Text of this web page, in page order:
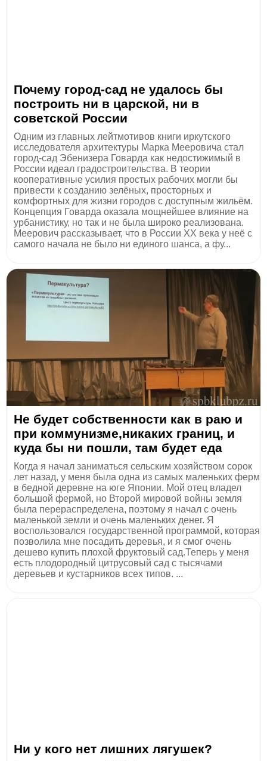
Почему город-сад не удалось бы
построить ни в царской, ни в
советской России
Одним из главных лейтмотивов книги иркутского
исследователя архитектуры Марка Мееровича стал
город-сад Эбенизера Говарда как недостижимый в
России идеал градостроительства. В теории
кооперативные усилия простых рабочих могли бы
привести к созданию зелёных, просторных и
комфортных для жизни городов с доступным жильём.
Концепция Говарда оказала мощнейшее влияние на
урбанистику, но так и не была широко реализована.
Меерович рассказывает, что в России XX века у неё с
самого начала не было ни единого шанса, а фу...
Не будет собственности как в раю и
при коммунизме,никаких границ, и
куда бы ни пошли, там будет еда
Когда я начал заниматься сельским хозяйством сорок
лет назад, у меня была одна из самых маленьких ферм
в бедной деревне на юге Японии. Мой отец владел
большой фермой, но Второй мировой войны земля
была перераспределена, поэтому я начал с очень
маленькой земли и очень маленьких денег. Я
воспользовался государственной программой, которая
позволила мне посадить деревья, и я смог очень
дешево купить плохой фруктовый сад.Теперь у меня
есть плодородный цитрусовый сад с тысячами
деревьев и кустарников всех типов. ...
Ни у кого нет лишних лягушек?